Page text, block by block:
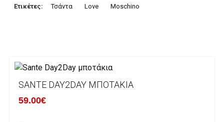
μας κατάστημα πραγρατοποιούνται μέσα από
Λογαριασμό.
κάποιον απο τους ακόλουθους τραπεζικούς
λογαριασμούς:
Ετικέτες: Τσάντα Love Moschino
SANTE DAY2DAY ΜΠΟΤΆΚΙΑ
59.00€